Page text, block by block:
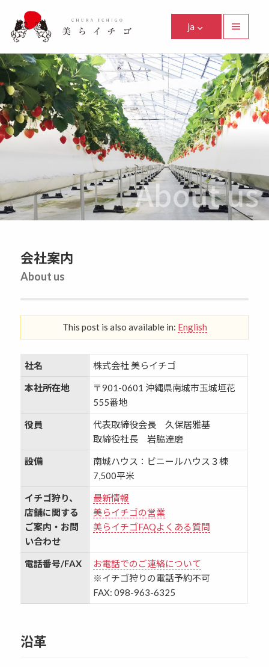
美らイチゴ
ja
ーとウ
ィジェ
ット
会社案内
About us
This post is also available in: English
社名 株式会社 美らイチゴ
本社所在地
〒901-0601 沖縄県南城市玉城垣花
555番地
役員
代表取締役会長 久保居雅基
取締役社長 岩脇達磨
設備
南城ハウス：ビニールハウス３棟
7,500平米
イチゴ狩り、
店舗に関する
ご案内・お問
い合わせ
最新情報
美らイチゴの営業
美らイチゴFAQよくある質問
電話番号/FAX
お電話でのご連絡について
※イチゴ狩りの電話予約不可
FAX: 098-963-6325
沿革